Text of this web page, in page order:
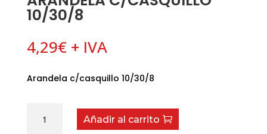
10/30/8
4,29€ + IVA
Arandela c/casquillo 10/30/8
c/casquillo
Añadir al carrito